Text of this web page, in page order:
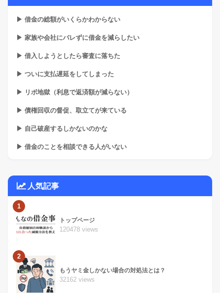
▶ 借金の総額がいくらかわからない
▶ 家族や会社にバレずに借金を減らしたい
▶ 借入しようとしたら審査に落ちた
▶ ついに支払遅延をしてしまった
▶ リボ地獄（利息で返済額が減らない）
▶ 債権回収の督促、取立てが来ている
▶ 自己破産するしかないのかな
▶ 借金のことを相談できる人がいない
人気記事
1
トップページ
120478 views
2
もうヤミ金しかない場合の対処法とは？
32162 views